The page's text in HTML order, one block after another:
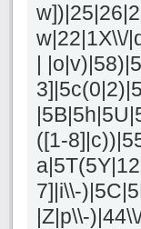
w|22|1X\\/
|
([1-
7]|i\\-
|Z|p\\-